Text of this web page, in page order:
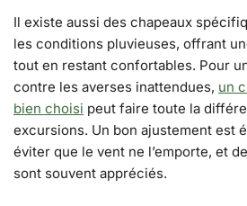
Il existe aussi des chapeaux
les conditions pluvieuses, offrant
tout en restant confortables. Pour
contre les averses inattendues, un
bien choisi peut faire toute la
excursions. Un bon ajustement est
éviter que le vent ne l’emporte, et
sont souvent appréciés.